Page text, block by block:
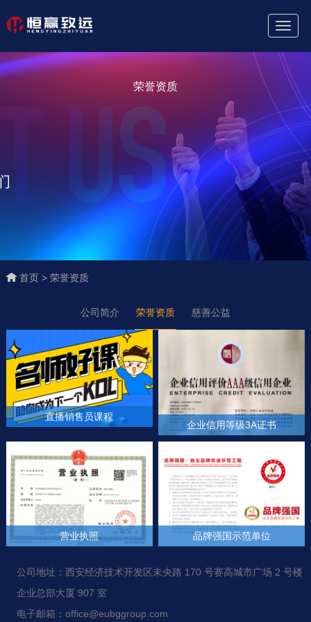
荣誉资质
首页 > 荣誉资质
公司简介 荣誉资质 慈善公益
直播销售员课程
企业信用等级3A证书
营业执照
品牌强国示范单位
公司地址：西安经济技术开发区未央路 170 号赛高城市广场 2 号楼
企业总部大厦 907 室
电子邮箱：office@eubggroup.com